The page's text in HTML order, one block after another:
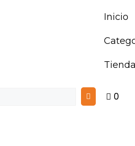
Inicio
0